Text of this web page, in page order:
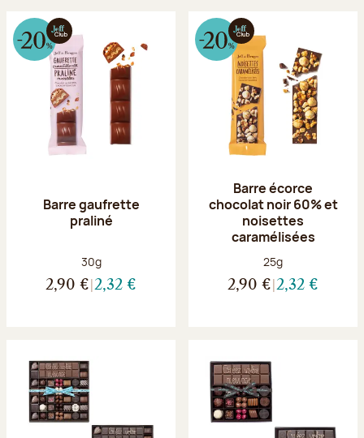
Barre gaufrette
praliné
Poids net :
30g
2,90 € 2,32 €
Barre écorce
chocolat noir 60% et
noisettes
caramélisées
Poids net :
25g
2,90 € 2,32 €